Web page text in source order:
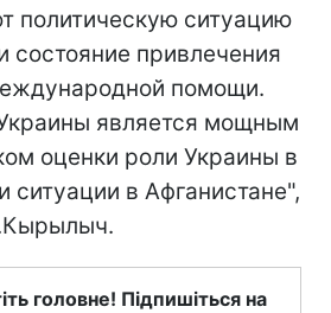
политическую ситуацию
состояние привлечения
помощи.
является мощным
оценки роли Украины в
ситуации в Афганистане",
головне! Підпишіться на